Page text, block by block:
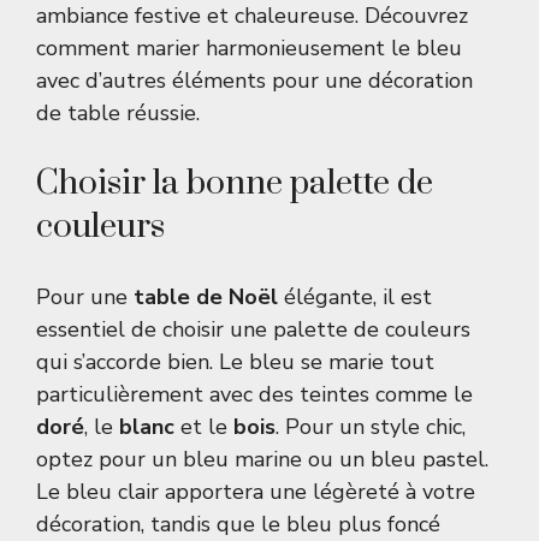
ambiance festive et chaleureuse. Découvrez
comment marier harmonieusement le bleu
avec d’autres éléments pour une décoration
de table réussie.
Choisir la bonne palette de
couleurs
Pour une table de Noël élégante, il est
essentiel de choisir une palette de couleurs
qui s’accorde bien. Le bleu se marie tout
particulièrement avec des teintes comme le
doré, le blanc et le bois. Pour un style chic,
optez pour un bleu marine ou un bleu pastel.
Le bleu clair apportera une légèreté à votre
décoration, tandis que le bleu plus foncé